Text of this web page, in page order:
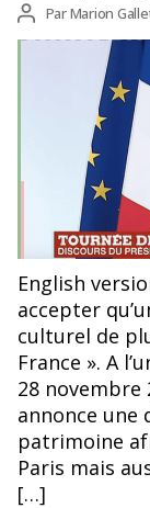
Auteur
de
ParMarion
English
accepter
culturel de
France ». A
28 novembre
annonce une
patrimoine
Paris mais
[…]